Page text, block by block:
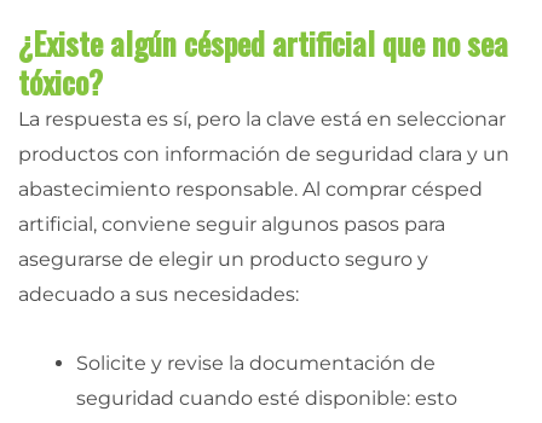
¿Existe algún césped artificial que no sea
tóxico?
La respuesta es sí, pero la clave está en seleccionar
productos con información de seguridad clara y un
abastecimiento responsable. Al comprar césped
artificial, conviene seguir algunos pasos para
asegurarse de elegir un producto seguro y
adecuado a sus necesidades:
Solicite y revise la documentación de
seguridad cuando esté disponible: esto